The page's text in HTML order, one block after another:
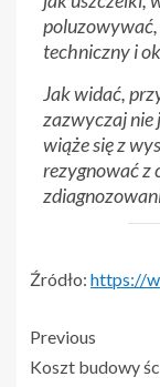
techniczny i
Jak widać,
zazwyczaj nie
wiąże się z
rezygnować z
Źródło: https://
Previous
Koszt budowy